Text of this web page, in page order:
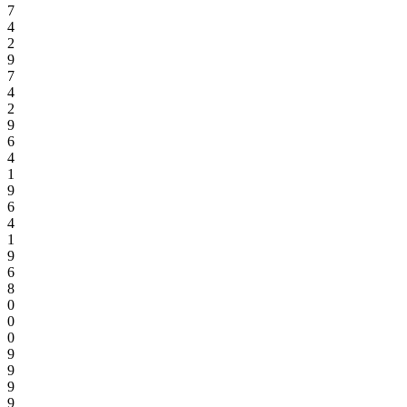
7
4
2
9
7
4
2
9
6
4
1
9
6
4
1
9
6
8
0
0
0
9
9
9
9